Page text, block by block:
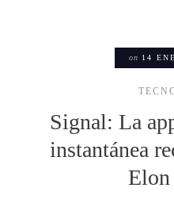
on 14
Signal: La
instantánea